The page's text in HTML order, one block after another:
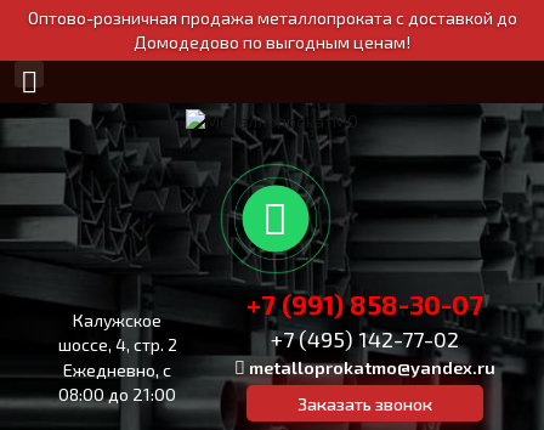
Оптово-розничная продажа металлопроката с доставкой до
Домодедово по выгодным ценам!
Калужское
шоссе, 4, стр. 2
Ежедневно, с
08:00 до 21:00
+7 (991) 858-30-07
+7 (495) 142-77-02
metalloprokatmo@yandex.ru
Заказать звонок